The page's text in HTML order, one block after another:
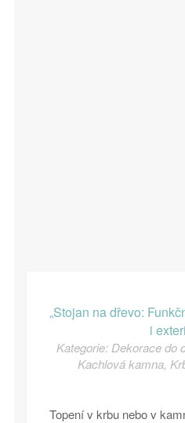
„Stojan na dřevo:
i
Kategorie: Dekorace do
Kachlová kamna,
Topení v krbu nebo v